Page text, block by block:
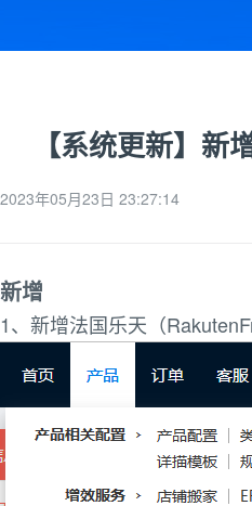
【系统更新】
2023年05月23日 23:27:14
新增
1、新增法国乐天（